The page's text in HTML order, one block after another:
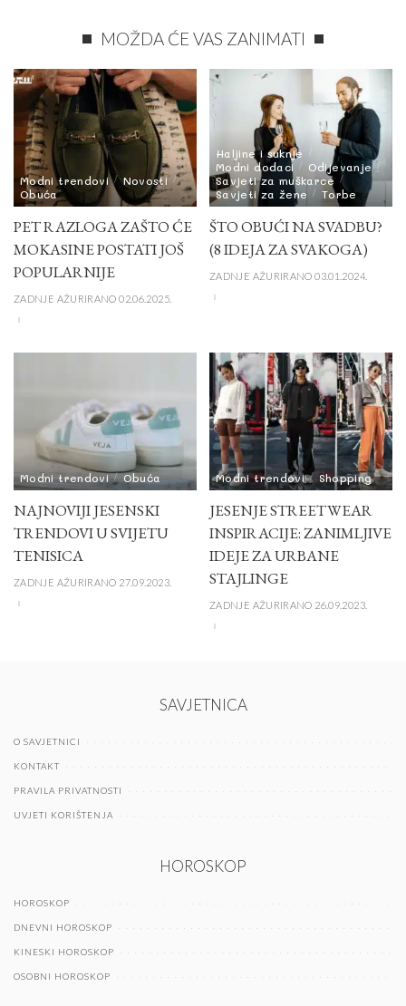
MOŽDA ĆE VAS ZANIMATI
Modni trendovi
Novosti
Obuća
PET RAZLOGA ZAŠTO ĆE
MOKASINE POSTATI JOŠ
POPULARNIJE
ZADNJE AŽURIRANO 02.06.2025.
Haljine i suknje
Modni dodaci
Odijevanje
Savjeti za muškarce
Savjeti za žene
Torbe
ŠTO OBUĆI NA SVADBU?
(8 IDEJA ZA SVAKOGA)
ZADNJE AŽURIRANO 03.01.2024.
Modni trendovi Obuća
NAJNOVIJI JESENSKI
TRENDOVI U SVIJETU
TENISICA
ZADNJE AŽURIRANO 27.09.2023.
Modni trendovi Shopping
JESENJE STREETWEAR
INSPIRACIJE: ZANIMLJIVE
IDEJE ZA URBANE
STAJLINGE
ZADNJE AŽURIRANO 26.09.2023.
SAVJETNICA
O SAVJETNICI
KONTAKT
PRAVILA PRIVATNOSTI
UVJETI KORIŠTENJA
HOROSKOP
HOROSKOP
DNEVNI HOROSKOP
KINESKI HOROSKOP
OSOBNI HOROSKOP